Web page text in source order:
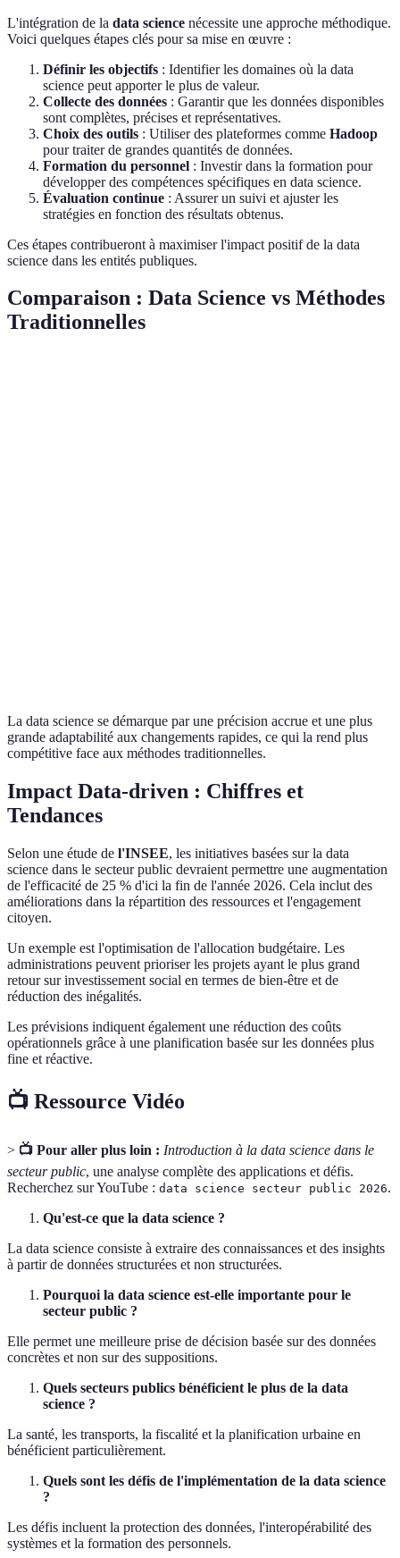
L'intégration de la data science nécessite une approche méthodique.
Voici quelques étapes clés pour sa mise en œuvre :
Définir les objectifs : Identifier les domaines où la data
science peut apporter le plus de valeur.
Collecte des données : Garantir que les données disponibles
sont complètes, précises et représentatives.
Choix des outils : Utiliser des plateformes comme Hadoop
pour traiter de grandes quantités de données.
Formation du personnel : Investir dans la formation pour
développer des compétences spécifiques en data science.
Évaluation continue : Assurer un suivi et ajuster les
stratégies en fonction des résultats obtenus.
Ces étapes contribueront à maximiser l'impact positif de la data
science dans les entités publiques.
Comparaison : Data Science vs Méthodes
Traditionnelles
La data science se démarque par une précision accrue et une plus
grande adaptabilité aux changements rapides, ce qui la rend plus
compétitive face aux méthodes traditionnelles.
Impact Data-driven : Chiffres et
Tendances
Selon une étude de l'INSEE, les initiatives basées sur la data
science dans le secteur public devraient permettre une augmentation
de l'efficacité de 25 % d'ici la fin de l'année 2026. Cela inclut des
améliorations dans la répartition des ressources et l'engagement
citoyen.
Un exemple est l'optimisation de l'allocation budgétaire. Les
administrations peuvent prioriser les projets ayant le plus grand
retour sur investissement social en termes de bien-être et de
réduction des inégalités.
Les prévisions indiquent également une réduction des coûts
opérationnels grâce à une planification basée sur les données plus
fine et réactive.
📺 Ressource Vidéo
> 📺 Pour aller plus loin : Introduction à la data science dans le
secteur public, une analyse complète des applications et défis.
Recherchez sur YouTube : data science secteur public 2026.
Qu'est-ce que la data science ?
La data science consiste à extraire des connaissances et des insights
à partir de données structurées et non structurées.
Pourquoi la data science est-elle importante pour le
secteur public ?
Elle permet une meilleure prise de décision basée sur des données
concrètes et non sur des suppositions.
Quels secteurs publics bénéficient le plus de la data
science ?
La santé, les transports, la fiscalité et la planification urbaine en
bénéficient particulièrement.
Quels sont les défis de l'implémentation de la data science
?
Les défis incluent la protection des données, l'interopérabilité des
systèmes et la formation des personnels.